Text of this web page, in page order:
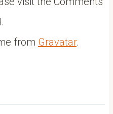
from Gravatar.